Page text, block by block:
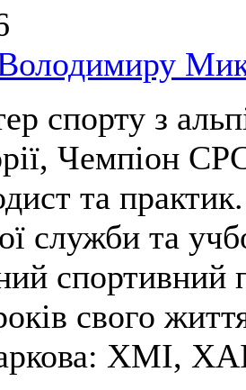
спорту з
Чемпіон
та
служби та
спортивний
свого
ХМІ,